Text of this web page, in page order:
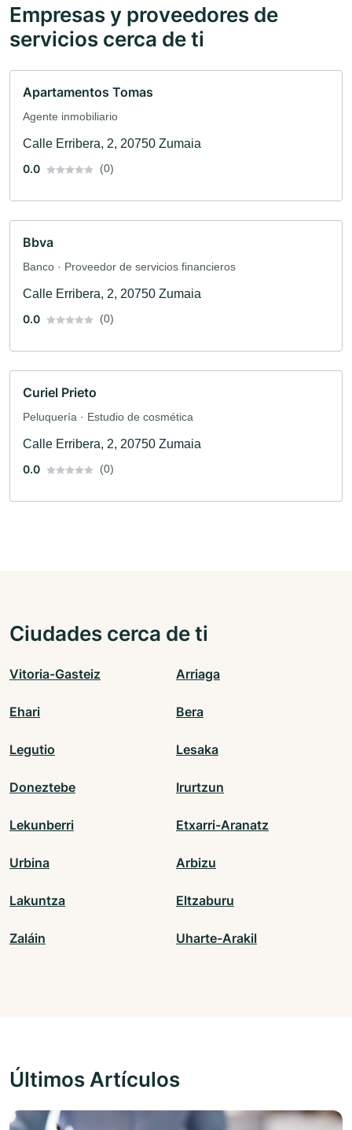
Empresas y proveedores de
servicios cerca de ti
Apartamentos Tomas
Agente inmobiliario
Calle Erribera, 2, 20750 Zumaia
0.0
(0)
Bbva
Banco · Proveedor de servicios financieros
Calle Erribera, 2, 20750 Zumaia
0.0
(0)
Curiel Prieto
Peluquería · Estudio de cosmética
Calle Erribera, 2, 20750 Zumaia
0.0
(0)
Ciudades cerca de ti
Vitoria-Gasteiz Arriaga
Ehari Bera
Legutio Lesaka
Doneztebe Irurtzun
Lekunberri Etxarri-Aranatz
Urbina Arbizu
Lakuntza Eltzaburu
Zaláin Uharte-Arakil
Últimos Artículos